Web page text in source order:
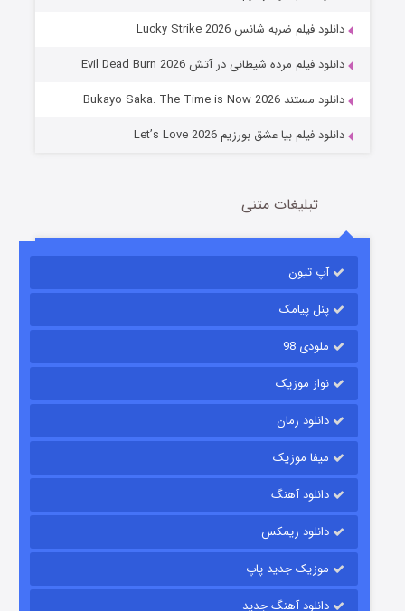
جادوگری در مغولستان
باب اسفنجی فصل ۱۷
قسمت6 (زیرنویس) منتشر شد
قسمت15 (دوبله) منتشر شد
دانلود فیلم ضربه شانس Lucky Strike 2026
دانلود فیلم مرده شیطانی در آتش Evil Dead Burn 2026
دانلود مستند Bukayo Saka: The Time is Now 2026
دانلود فیلم بیا عشق بورزیم Let’s Love 2026
تبلیغات متنی
آپ تیون
پنل پیامک
ملودی 98
نواز موزیک
دانلود رمان
میفا موزیک
دانلود آهنگ
دانلود ریمکس
موزیک جدید پاپ
دانلود آهنگ جدید